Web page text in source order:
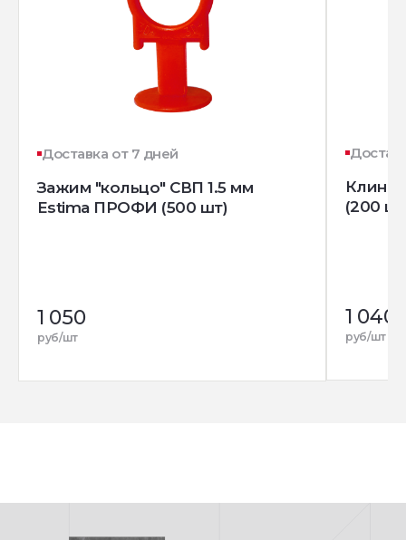
Доставка от 7 дней
Зажим "кольцо" СВП 1.5 мм
Estima ПРОФИ (500 шт)
1 050
руб/шт
Клин
(200
1 040
руб/шт